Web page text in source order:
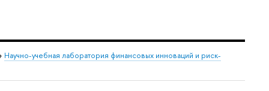
Научно-учебная лаборатория финансовых инноваций и риск-